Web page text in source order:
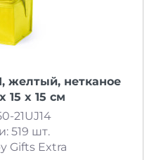
желтый, нетканое
15 x 15 см
21UJ14
519 шт.
Gifts Extra